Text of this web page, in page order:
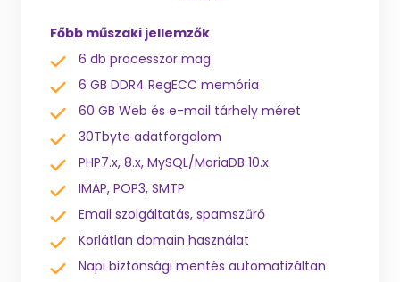
Főbb műszaki jellemzők
6 db processzor mag
6 GB DDR4 RegECC memória
60 GB Web és e-mail tárhely méret
30Tbyte adatforgalom
PHP7.x, 8.x, MySQL/MariaDB 10.x
IMAP, POP3, SMTP
Email szolgáltatás, spamszűrő
Korlátlan domain használat
Napi biztonsági mentés automatizáltan